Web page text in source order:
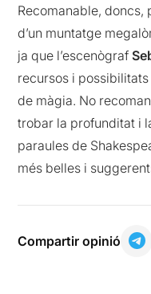
Recomanable,
d’un muntatge
ja que l’escenògraf
recursos i
de màgia. No
trobar la profunditat i
paraules de
més belles i
Compartir opinió